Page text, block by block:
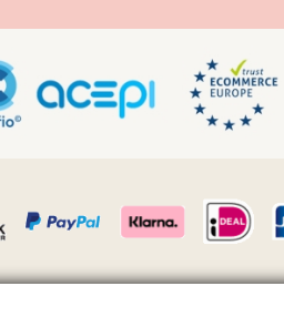
은 상태에서 접거나 말아서 오래
를 하지 마시기 바랍니다.
사용하여 모래를 불어 내세요.